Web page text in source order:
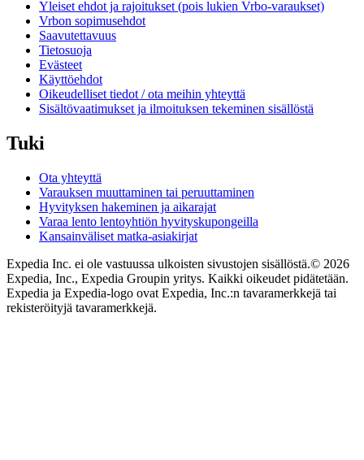
Yleiset ehdot ja rajoitukset (pois lukien Vrbo-varaukset)
Vrbon sopimusehdot
Saavutettavuus
Tietosuoja
Evästeet
Käyttöehdot
Oikeudelliset tiedot / ota meihin yhteyttä
Sisältövaatimukset ja ilmoituksen tekeminen sisällöstä
Tuki
Ota yhteyttä
Varauksen muuttaminen tai peruuttaminen
Hyvityksen hakeminen ja aikarajat
Varaa lento lentoyhtiön hyvityskupongeilla
Kansainväliset matka-asiakirjat
Expedia Inc. ei ole vastuussa ulkoisten sivustojen sisällöstä.© 2026
Expedia, Inc., Expedia Groupin yritys. Kaikki oikeudet pidätetään.
Expedia ja Expedia-logo ovat Expedia, Inc.:n tavaramerkkejä tai
rekisteröityjä tavaramerkkejä.